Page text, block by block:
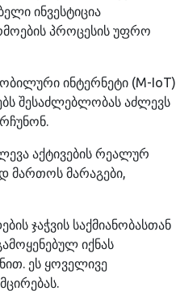
ინვესტიცია
პროცესის უფრო
ინტერნეტი (M-IoT)
შესაძლებლობას აძლევს
აქტივების რეალურ
მართოს მარაგები,
ჯაჭვის საქმიანობასთან
იქნას
ეს ყოველივე